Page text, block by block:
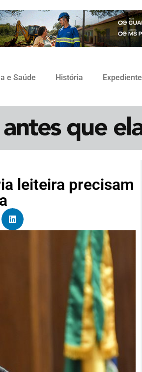
e Saúde História Expediente
leiteira precisam